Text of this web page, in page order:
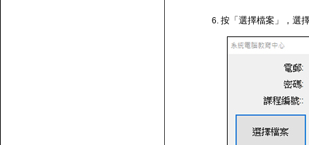
按「選擇檔案」，選